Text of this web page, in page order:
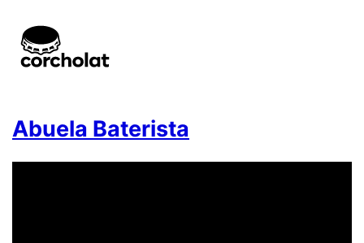
Abuela Baterista